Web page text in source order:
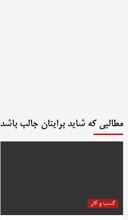
مطالبی که شاید برایتان جالب باشد
کسب و کار